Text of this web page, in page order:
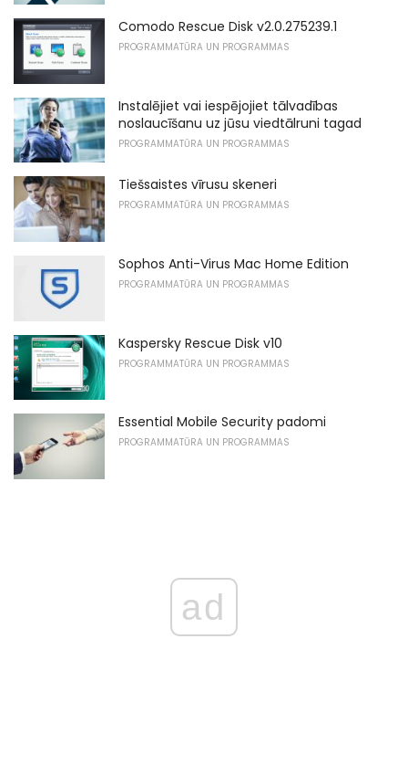
Comodo Rescue Disk v2.0.275239.1
PROGRAMMATŪRA UN PROGRAMMAS
Instalējiet vai iespējojiet tālvadības
noslaucīšanu uz jūsu viedtālruni tagad
PROGRAMMATŪRA UN PROGRAMMAS
Tiešsaistes vīrusu skeneri
PROGRAMMATŪRA UN PROGRAMMAS
Sophos Anti-Virus Mac Home Edition
PROGRAMMATŪRA UN PROGRAMMAS
Kaspersky Rescue Disk v10
PROGRAMMATŪRA UN PROGRAMMAS
Essential Mobile Security padomi
PROGRAMMATŪRA UN PROGRAMMAS
ad